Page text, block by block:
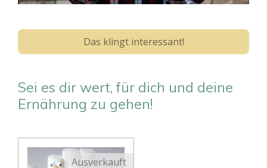
Das klingt interessant!
Sei es dir wert, für dich und deine
Ernährung zu gehen!
Ausverkauft